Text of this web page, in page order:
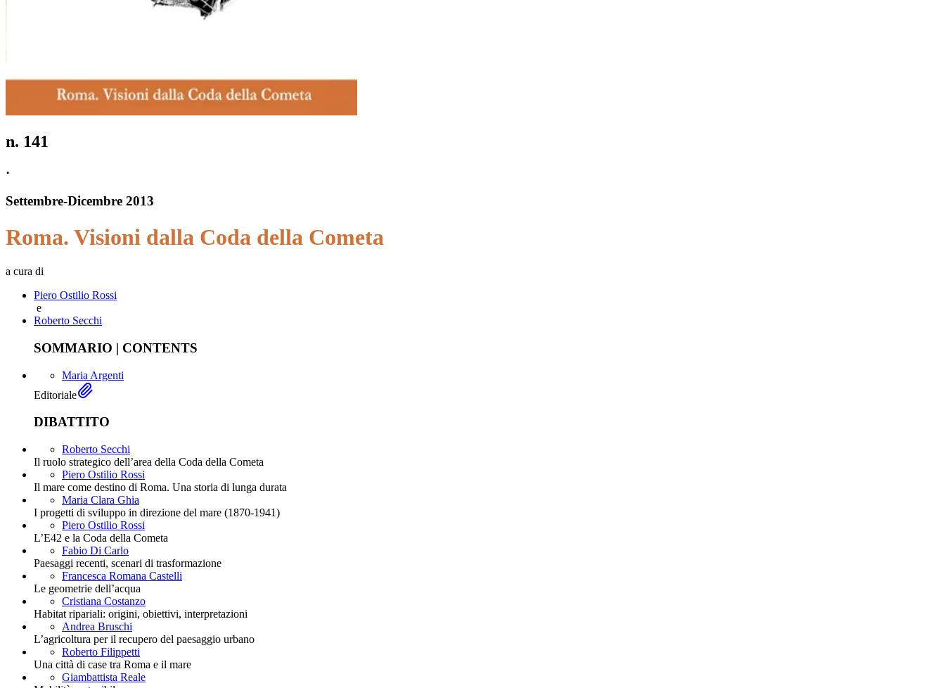
n. 141
·
Settembre-Dicembre 2013
Roma. Visioni dalla Coda della Cometa
a cura di
Piero Ostilio Rossi
e
Roberto Secchi
SOMMARIO | CONTENTS
Maria Argenti
Editoriale
DIBATTITO
Roberto Secchi
Il ruolo strategico dell’area della Coda della Cometa
Piero Ostilio Rossi
Il mare come destino di Roma. Una storia di lunga durata
Maria Clara Ghia
I progetti di sviluppo in direzione del mare (1870-1941)
Piero Ostilio Rossi
L’E42 e la Coda della Cometa
Fabio Di Carlo
Paesaggi recenti, scenari di trasformazione
Francesca Romana Castelli
Le geometrie dell’acqua
Cristiana Costanzo
Habitat ripariali: origini, obiettivi, interpretazioni
Andrea Bruschi
L’agricoltura per il recupero del paesaggio urbano
Roberto Filippetti
Una città di case tra Roma e il mare
Giambattista Reale